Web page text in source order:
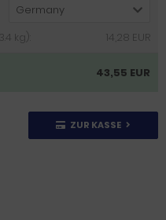
Germany
kg):
14,28 EUR
43,55 EUR
ZUR KASSE